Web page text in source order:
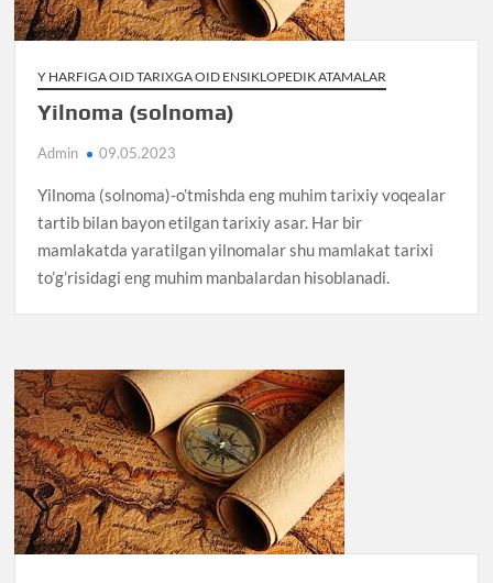
Y HARFIGA OID TARIXGA OID ENSIKLOPEDIK ATAMALAR
Yilnoma (solnoma)
Admin 09.05.2023
Yilnoma (solnoma)-o’tmishda eng muhim tarixiy voqealar
tartib bilan bayon etilgan tarixiy asar. Har bir
mamlakatda yaratilgan yilnomalar shu mamlakat tarixi
to’g’risidagi eng muhim manbalardan hisoblanadi.